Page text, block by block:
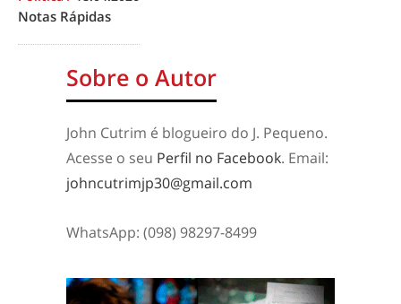
Notas Rápidas
Sobre o Autor
John Cutrim é blogueiro do J. Pequeno.
Acesse o seu Perfil no Facebook. Email:
johncutrimjp30@gmail.com
WhatsApp: (098) 98297-8499